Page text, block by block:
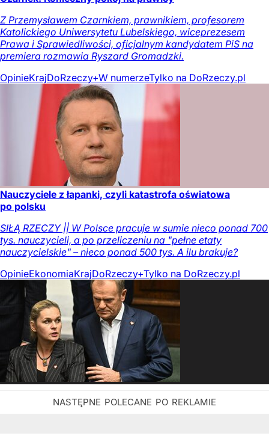
Z Przemysławem Czarnkiem, prawnikiem, profesorem
Katolickiego Uniwersytetu Lubelskiego, wiceprezesem
Prawa i Sprawiedliwości, oficjalnym kandydatem PiS na
premiera rozmawia Ryszard Gromadzki.
OpinieKrajDoRzeczy+W numerzeTylko na DoRzeczy.pl
Nauczyciele z łapanki, czyli katastrofa oświatowa
po polsku
SIŁĄ RZECZY || W Polsce pracuje w sumie nieco ponad 700
tys. nauczycieli, a po przeliczeniu na "pełne etaty
nauczycielskie" – nieco ponad 500 tys. A ilu brakuje?
OpinieEkonomiaKrajDoRzeczy+Tylko na DoRzeczy.pl